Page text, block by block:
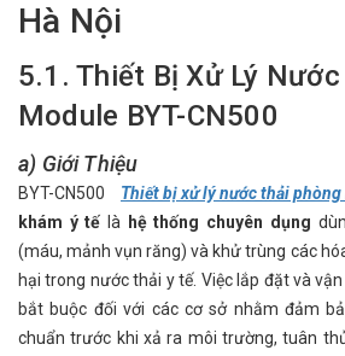
Hà Nội
5.1. Thiết Bị Xử Lý Nước
Module BYT-CN500
a) Giới Thiệu
BYT-CN500 Thiết bị xử lý nước thải phòng
khám ý tế là hệ thống chuyên dụng
(máu, mảnh vụn răng) và khử trùng các
hại trong nước thải y tế. Việc lắp đặt và
bắt buộc đối với các cơ sở nhằm đảm
chuẩn trước khi xả ra môi trường, tuân